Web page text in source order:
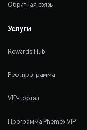
Обратная связь
Услуги
Rewards Hub
Реф. программа
VIP-портал
Программа Phemex VIP